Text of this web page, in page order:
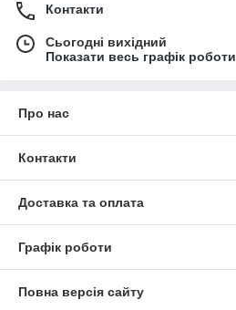
Контакти
Сьогодні вихідний
Показати весь графік роботи
Про нас
Контакти
Доставка та оплата
Графік роботи
Повна версія сайту